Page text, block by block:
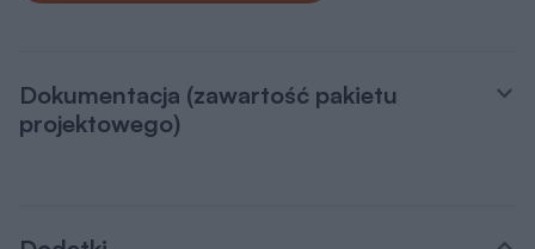
Dokumentacja (zawartość pakietu
projektowego)